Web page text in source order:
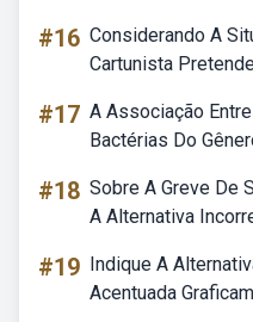
#16 Considerando A
Cartunista
#17 A Associação
Bactérias Do
#18 Sobre A Greve De
A Alternativa
#19 Indique A
Acentuada